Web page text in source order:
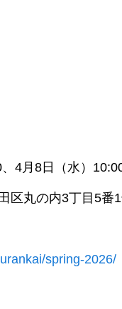
4月8日（水）
区丸の内3丁目5番1
spring-2026/